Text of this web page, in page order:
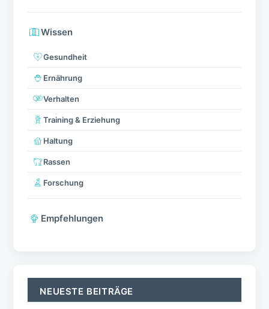
Wissen
Gesundheit
Ernährung
Verhalten
Training & Erziehung
Haltung
Rassen
Forschung
Empfehlungen
NEUESTE BEITRÄGE